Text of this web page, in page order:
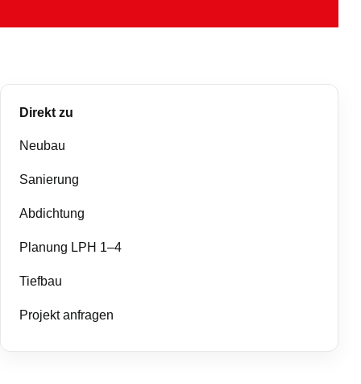
Direkt zu
Neubau
Sanierung
Abdichtung
Planung LPH 1–4
Tiefbau
Projekt anfragen